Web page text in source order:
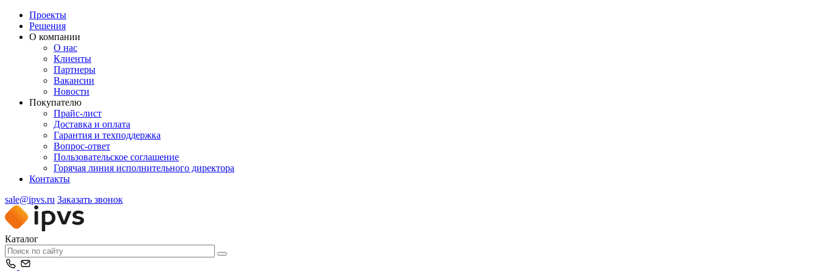
Проекты
Решения
О компании
О нас
Клиенты
Партнеры
Вакансии
Новости
Покупателю
Прайс-лист
Доставка и оплата
Гарантия и техподдержка
Вопрос-ответ
Пользовательское соглашение
Горячая линия исполнительного директора
Контакты
sale@ipvs.ru Заказать звонок
Каталог